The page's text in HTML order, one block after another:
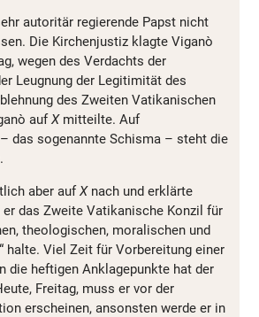
autoritär regierende Papst nicht
Die Kirchenjustiz klagte Viganò
wegen des Verdachts der
Leugnung der Legitimität des
des Zweiten Vatikanischen
aufXmitteilte. Auf
– das sogenannte Schisma – steht die
aber aufXnach und erklärte
er das Zweite Vatikanische Konzil für
theologischen, moralischen und
halte. Viel Zeit für Vorbereitung einer
die heftigen Anklagepunkte hat der
Freitag, muss er vor der
erscheinen, ansonsten werde er in